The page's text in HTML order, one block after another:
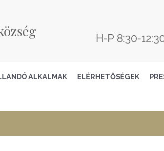
H-P 8:30-
ALKALMAK ELÉRHETŐSÉGEK